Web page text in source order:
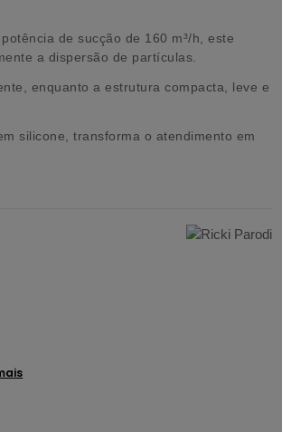
de sucção de 160 m³/h, este
a dispersão de partículas.
enquanto a estrutura compacta, leve e
silicone, transforma o atendimento em